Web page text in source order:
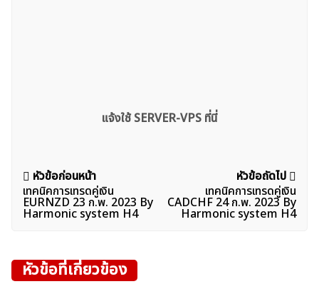
ค้นหา
สำหรับ:
แจ้งใช้ SERVER-VPS ที่นี่
แนะแนว
เรื่อง
หัวข้อก่อนหน้า
เทคนิคการเทรดคู่เงิน
EURNZD 23 ก.พ. 2023 By
Harmonic system H4
หัวข้อถัดไป
เทคนิคการเทรดคู่เงิน
CADCHF 24 ก.พ. 2023 By
Harmonic system H4
หัวข้อที่เกี่ยวข้อง